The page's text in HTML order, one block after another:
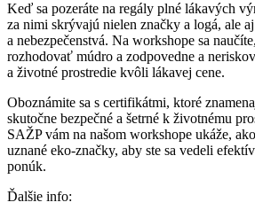
Keď sa pozeráte na regály plné lákavých
za nimi skrývajú nielen značky a logá, ale
a nebezpečenstvá. Na workshope sa
rozhodovať múdro a zodpovedne a
a životné prostredie kvôli lákavej cene.
Oboznámite sa s certifikátmi, ktoré
skutočne bezpečné a šetrné k životnému
SAŽP vám na našom workshope ukáže,
uznané eko-značky, aby ste sa vedeli
ponúk.
Ďalšie info: